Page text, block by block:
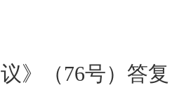
》（76号）答复